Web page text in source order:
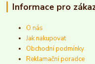
Informace pro
O nás
Jak nakupovat
Obchodní podmínky
Reklamační poradce